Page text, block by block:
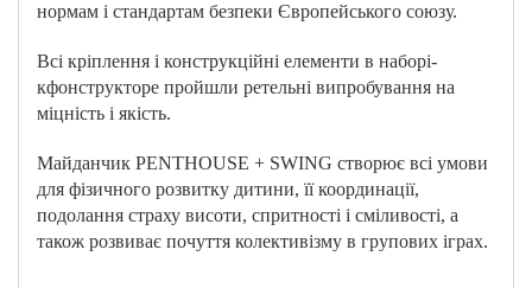
нормам і стандартам безпеки Європейського союзу.
Всі кріплення і конструкційні елементи в наборі-
кфонструкторе пройшли ретельні випробування на
міцність і якість.
Майданчик PENTHOUSE + SWING створює всі умови
для фізичного розвитку дитини, її координації,
подолання страху висоти, спритності і сміливості, а
також розвиває почуття колективізму в групових іграх.